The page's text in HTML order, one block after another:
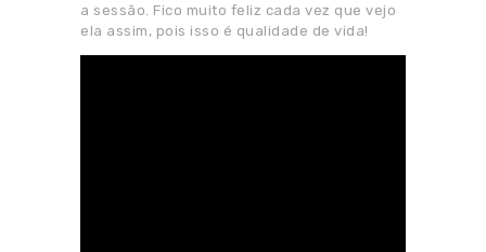
a sessão. Fico muito feliz cada vez que vejo
ela assim, pois isso é qualidade de vida!